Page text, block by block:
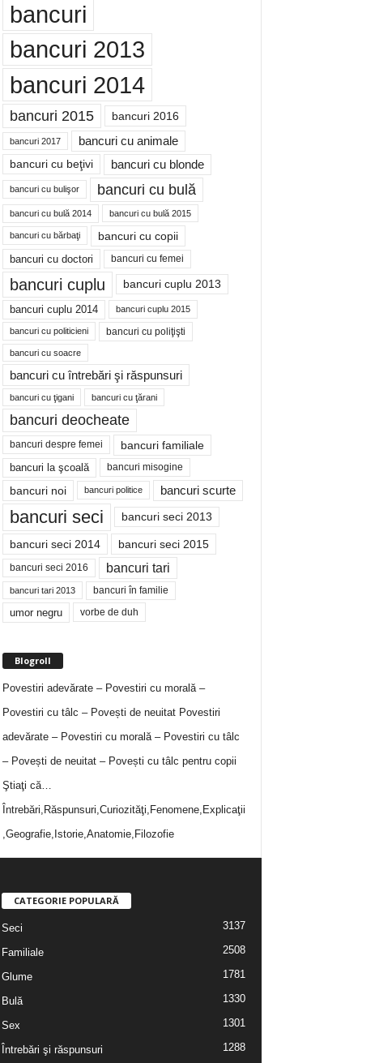
bancuri
bancuri 2013
bancuri 2014
bancuri 2015 bancuri 2016
bancuri 2017 bancuri cu animale
bancuri cu beţivi bancuri cu blonde
bancuri cu bulişor bancuri cu bulă
bancuri cu bulă 2014 bancuri cu bulă 2015
bancuri cu bărbaţi bancuri cu copii
bancuri cu doctori bancuri cu femei
bancuri cuplu bancuri cuplu 2013
bancuri cuplu 2014 bancuri cuplu 2015
bancuri cu politicieni bancuri cu poliţişti
bancuri cu soacre
bancuri cu întrebări şi răspunsuri
bancuri cu ţigani bancuri cu ţărani
bancuri deocheate
bancuri despre femei bancuri familiale
bancuri la şcoală bancuri misogine
bancuri noi bancuri politice bancuri scurte
bancuri seci bancuri seci 2013
bancuri seci 2014 bancuri seci 2015
bancuri seci 2016 bancuri tari
bancuri tari 2013 bancuri în familie
umor negru vorbe de duh
Blogroll
Povestiri adevărate – Povestiri cu morală –
Povestiri cu tâlc – Povești de neuitatPovestiri
adevărate – Povestiri cu morală – Povestiri cu tâlc
– Povești de neuitat – Povești cu tâlc pentru copii
Ştiaţi că…
Întrebări,Răspunsuri,Curiozităţi,Fenomene,Explicaţii
,Geografie,Istorie,Anatomie,Filozofie
CATEGORIE POPULARĂ
Seci 3137
Familiale 2508
Glume 1781
Bulă 1330
Sex 1301
Întrebări şi răspunsuri 1288